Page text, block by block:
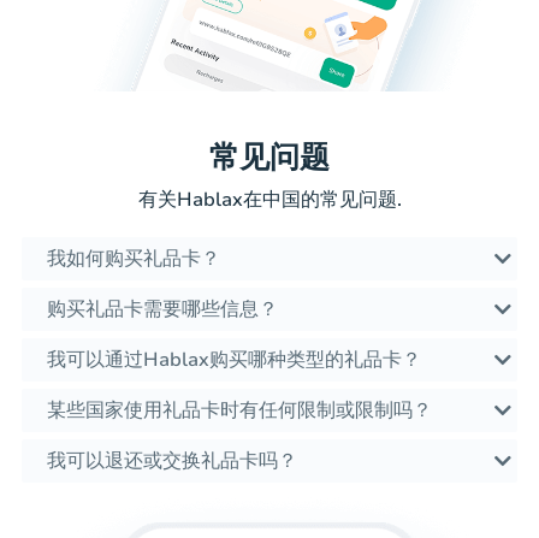
常见问题
有关Hablax在中国的常见问题.
我如何购买礼品卡？
购买礼品卡需要哪些信息？
我可以通过Hablax购买哪种类型的礼品卡？
某些国家使用礼品卡时有任何限制或限制吗？
我可以退还或交换礼品卡吗？